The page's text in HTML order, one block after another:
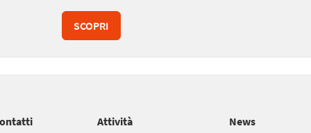
SCOPRI
Attività News